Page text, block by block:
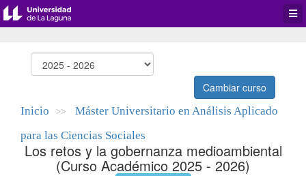
Cambiar curso
Inicio >>
Máster Universitario en Análisis Aplicado
para las Ciencias Sociales
Los retos y la gobernanza medioambiental
(Curso Académico 2025 - 2026)